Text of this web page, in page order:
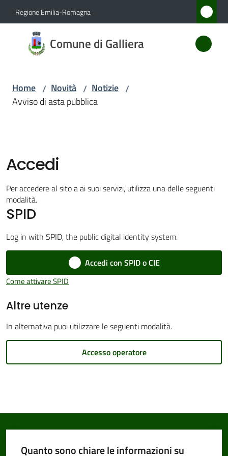
Vai al contenuto
Vai alla navigazione
Vai al footer
Regione Emilia-Romagna
Comune di Galliera
Comune
di
Amministrazione
Servizi
Vivere
Galliera
Amministrazione
Tutti
Home / Novità / Notizie /
Avviso di asta pubblica
Accedi
Per accedere al sito a ai suoi servizi, utilizza una delle seguenti
modalità.
SPID
Log in with SPID, the public digital identity system.
Accedi con SPID o CIE
Come attivare SPID
Altre utenze
In alternativa puoi utilizzare le seguenti modalità.
Accesso operatore
Quanto sono chiare le informazioni su